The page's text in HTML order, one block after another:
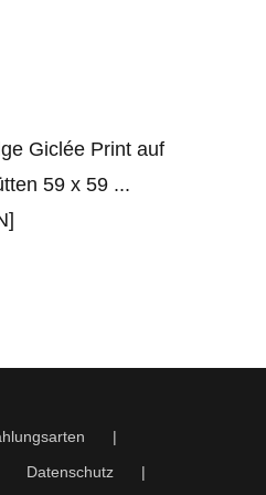
Giclée Print auf
59 x 59 ...
Datenschutz